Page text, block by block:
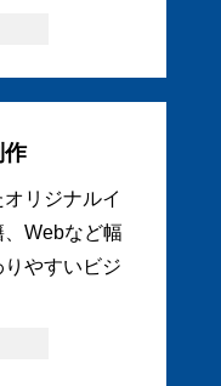
作
リジナルイ
Webなど幅
やすいビジ